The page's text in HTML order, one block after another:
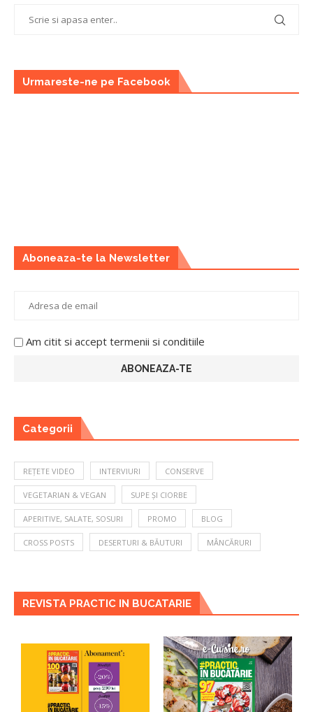
Urmareste-ne pe Facebook
Aboneaza-te la Newsletter
Am citit si accept termenii si conditiile
Categorii
REȚETE VIDEO INTERVIURI CONSERVE
VEGETARIAN & VEGAN SUPE ȘI CIORBE
APERITIVE, SALATE, SOSURI PROMO BLOG
CROSS POSTS DESERTURI & BĂUTURI MÂNCĂRURI
REVISTA PRACTIC IN BUCATARIE